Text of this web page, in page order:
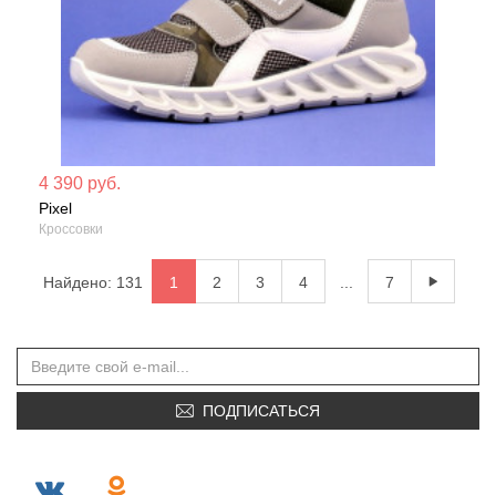
4 390 руб.
Pixel
Кроссовки
Найдено: 131 1 2 3 4 7
ПОДПИСАТЬСЯ